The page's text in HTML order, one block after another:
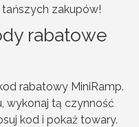
tańszych zakupów!
rabatowe
rabatowy MiniRamp.
wykonaj tą czynność
kod i pokaż towary.